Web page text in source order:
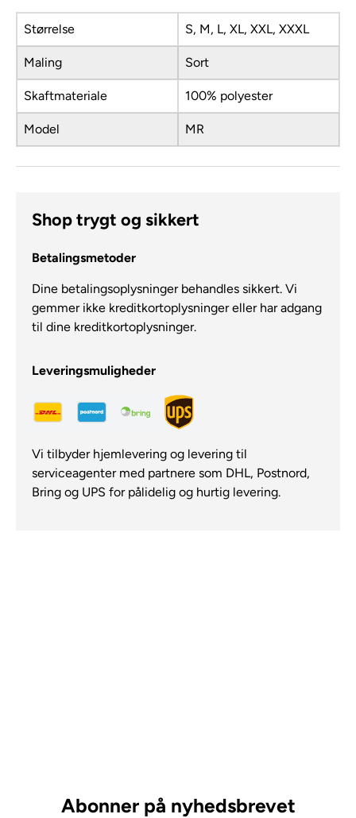
Størrelse S, M, L, XL, XXL, XXXL
Maling Sort
Skaftmateriale 100% polyester
Model MR
Shop trygt og sikkert
Betalingsmetoder
Dine betalingsoplysninger behandles sikkert. Vi
gemmer ikke kreditkortoplysninger eller har adgang
til dine kreditkortoplysninger.
Leveringsmuligheder
Vi tilbyder hjemlevering og levering til
serviceagenter med partnere som DHL, Postnord,
Bring og UPS for pålidelig og hurtig levering.
Abonner på nyhedsbrevet